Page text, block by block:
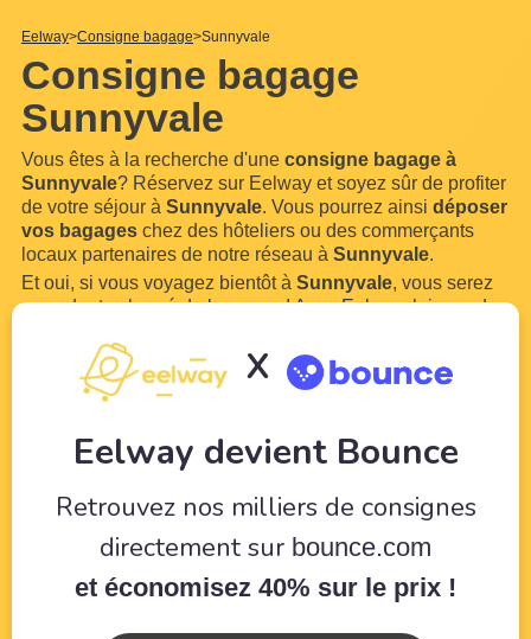
Eelway Consigne bagage Sunnyvale
Consigne bagage
Sunnyvale
Vous êtes à la recherche d'une consigne bagage à
Sunnyvale? Réservez sur Eelway et soyez sûr de profiter
de votre séjour à Sunnyvale. Vous pourrez ainsi déposer
vos bagages chez des hôteliers ou des commerçants
locaux partenaires de notre réseau à Sunnyvale.
Et oui, si vous voyagez bientôt à Sunnyvale, vous serez
sans doute chargé de bagages ! Avec Eelway, laissez des
temps de profiter de votre visite deSunnyvale
service est ouvert 7...Lire plus
X
Eelway devient Bounce
Retrouvez nos milliers de consignes
directement sur bounce.com
et économisez 40% sur le prix !